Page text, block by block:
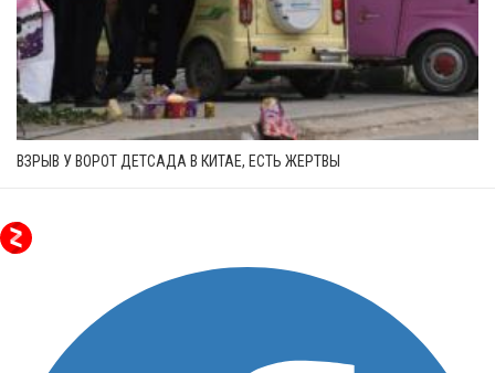
ВЗРЫВ У ВОРОТ ДЕТСАДА В КИТАЕ, ЕСТЬ ЖЕРТВЫ